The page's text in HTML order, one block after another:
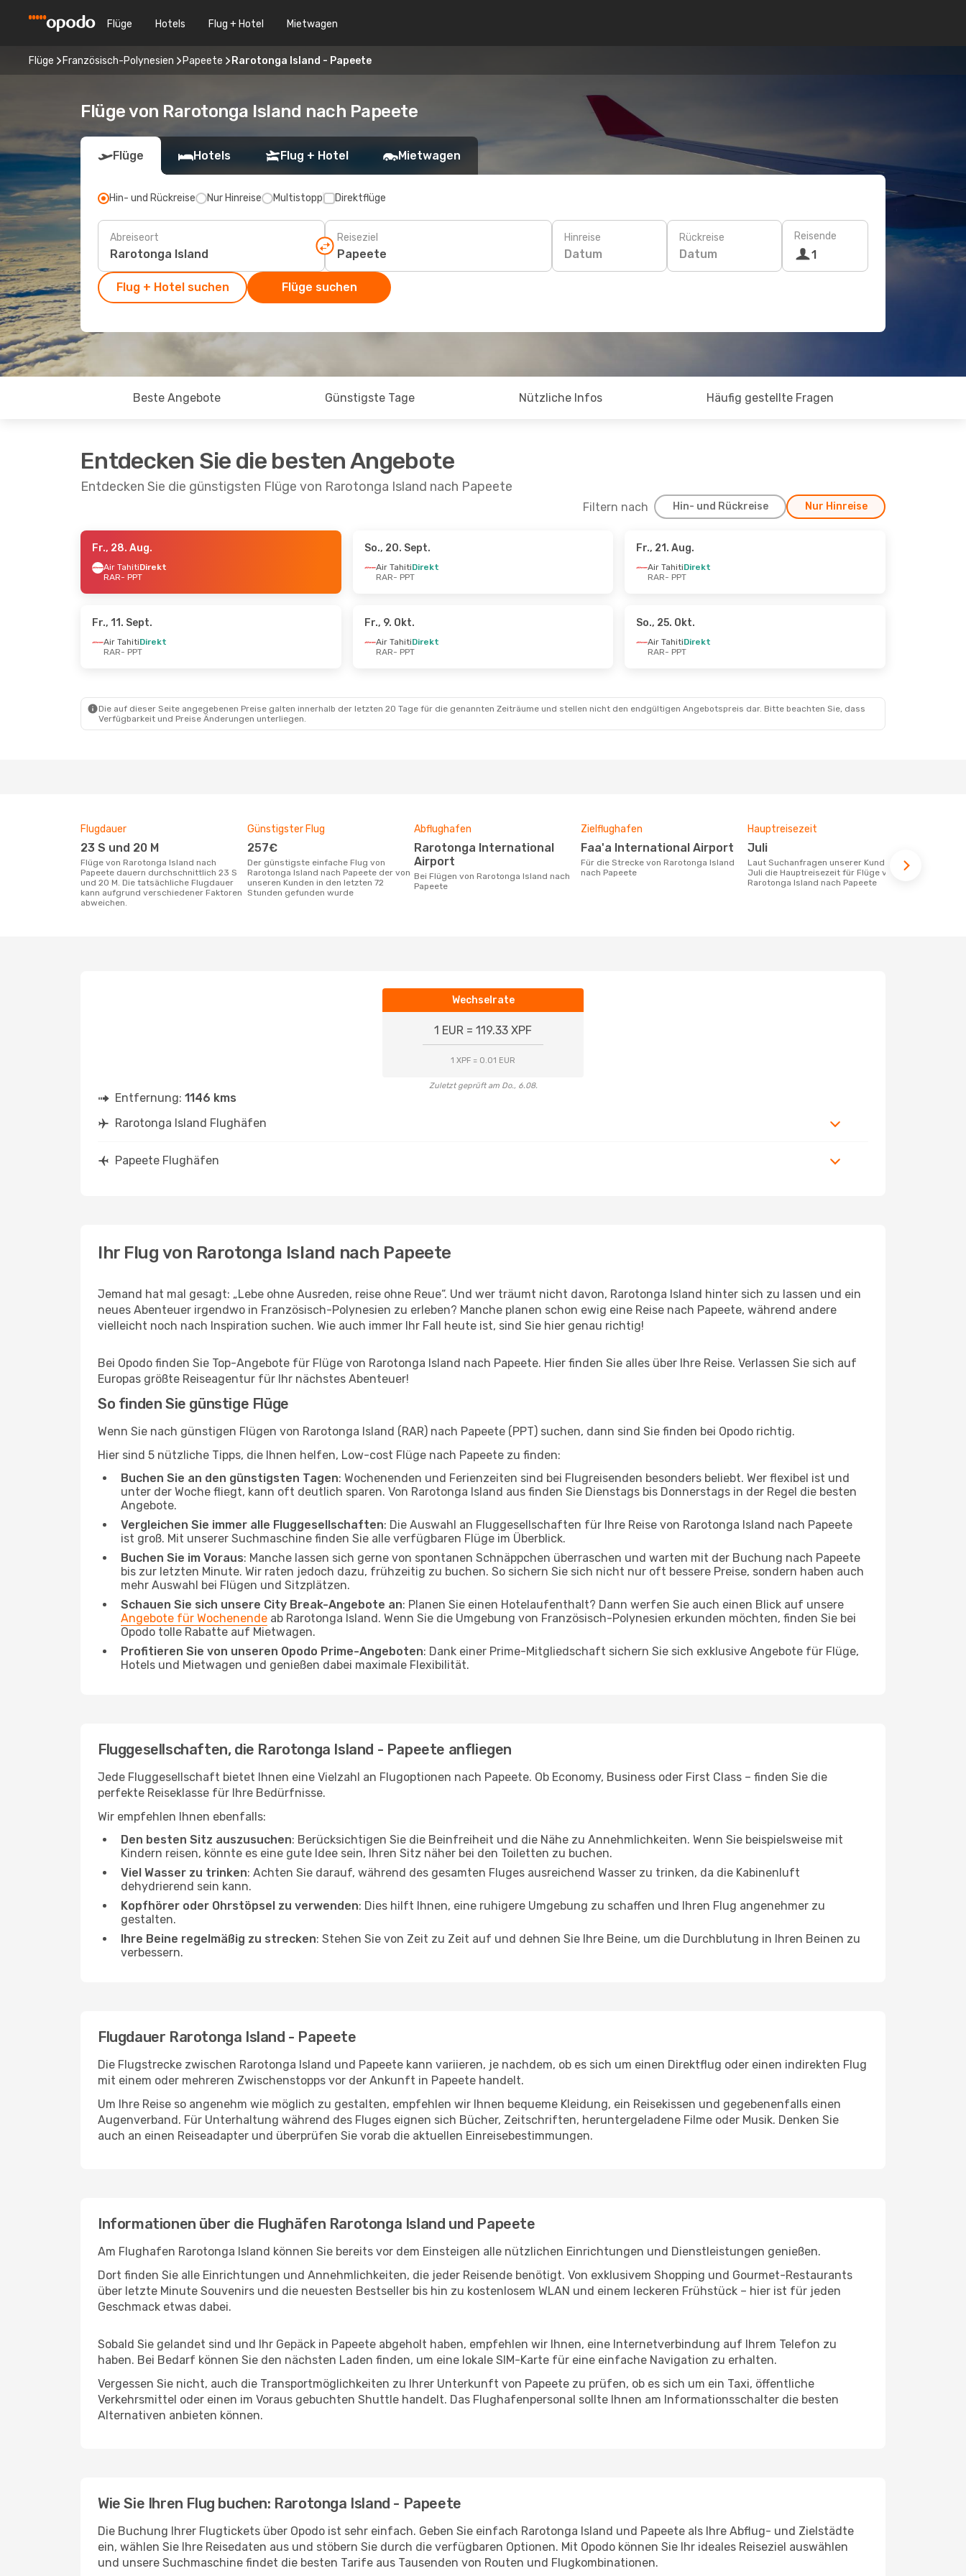
Flüge Hotels Flug + Hotel Mietwagen
Flüge Französisch-Polynesien Papeete Rarotonga Island - Papeete
Flüge von Rarotonga Island nach Papeete
Flüge Hotels Flug + Hotel Mietwagen
Hin- und Rückreise Nur Hinreise Multistopp Direktflüge
Abreiseort Reiseziel Hinreise
Datum
Rückreise
Datum
Reisende
1
Flug + Hotel suchen Flüge suchen
Beste Angebote Günstigste Tage Nützliche Infos Häufig gestellte Fragen
Entdecken Sie die besten Angebote
Entdecken Sie die günstigsten Flüge von Rarotonga Island nach Papeete
Filtern nach Hin- und Rückreise Nur Hinreise
- Fr., 28. Aug.
Fr., 28. Aug.
Air TahitiDirekt
RAR- PPT
So., 20. Sept.
Air TahitiDirekt
RAR- PPT
Fr., 21. Aug.
Air TahitiDirekt
RAR- PPT
Fr., 11. Sept.
Air TahitiDirekt
RAR- PPT
Fr., 9. Okt.
Air TahitiDirekt
RAR- PPT
So., 25. Okt.
Air TahitiDirekt
RAR- PPT
Die auf dieser Seite angegebenen Preise galten innerhalb der letzten 20 Tage für die genannten Zeiträume und stellen nicht den endgültigen Angebotspreis dar. Bitte beachten Sie, dass
Verfügbarkeit und Preise Änderungen unterliegen.
Flugdauer
23 S und 20 M
Flüge von Rarotonga Island nach
Papeete dauern durchschnittlich 23 S
und 20 M. Die tatsächliche Flugdauer
kann aufgrund verschiedener Faktoren
abweichen.
Günstigster Flug
257€
Der günstigste einfache Flug von
Rarotonga Island nach Papeete der von
unseren Kunden in den letzten 72
Stunden gefunden wurde
Abflughafen
Rarotonga International
Airport
Bei Flügen von Rarotonga Island nach
Papeete
Zielflughafen
Faa'a International Airport
Für die Strecke von Rarotonga Island
nach Papeete
Hauptreisezeit
Juli
Laut Suchanfragen unserer Kunden ist
Juli die Hauptreisezeit für Flüge von
Rarotonga Island nach Papeete
Wechselrate
1 EUR = 119.33 XPF
1 XPF = 0.01 EUR
Zuletzt geprüft am Do., 6.08.
Entfernung: 1146 kms
Rarotonga Island Flughäfen
Papeete Flughäfen
Ihr Flug von Rarotonga Island nach Papeete
Jemand hat mal gesagt: „Lebe ohne Ausreden, reise ohne Reue“. Und wer träumt nicht davon, Rarotonga Island hinter sich zu lassen und ein
neues Abenteuer irgendwo in Französisch-Polynesien zu erleben? Manche planen schon ewig eine Reise nach Papeete, während andere
vielleicht noch nach Inspiration suchen. Wie auch immer Ihr Fall heute ist, sind Sie hier genau richtig!
Bei Opodo finden Sie Top-Angebote für Flüge von Rarotonga Island nach Papeete. Hier finden Sie alles über Ihre Reise. Verlassen Sie sich auf
Europas größte Reiseagentur für Ihr nächstes Abenteuer!
So finden Sie günstige Flüge
Wenn Sie nach günstigen Flügen von Rarotonga Island (RAR) nach Papeete (PPT) suchen, dann sind Sie finden bei Opodo richtig.
Hier sind 5 nützliche Tipps, die Ihnen helfen, Low-cost Flüge nach Papeete zu finden:
Buchen Sie an den günstigsten Tagen: Wochenenden und Ferienzeiten sind bei Flugreisenden besonders beliebt. Wer flexibel ist und
unter der Woche fliegt, kann oft deutlich sparen. Von Rarotonga Island aus finden Sie Dienstags bis Donnerstags in der Regel die besten
Angebote.
Vergleichen Sie immer alle Fluggesellschaften: Die Auswahl an Fluggesellschaften für Ihre Reise von Rarotonga Island nach Papeete
ist groß. Mit unserer Suchmaschine finden Sie alle verfügbaren Flüge im Überblick.
Buchen Sie im Voraus: Manche lassen sich gerne von spontanen Schnäppchen überraschen und warten mit der Buchung nach Papeete
bis zur letzten Minute. Wir raten jedoch dazu, frühzeitig zu buchen. So sichern Sie sich nicht nur oft bessere Preise, sondern haben auch
mehr Auswahl bei Flügen und Sitzplätzen.
Schauen Sie sich unsere City Break-Angebote an: Planen Sie einen Hotelaufenthalt? Dann werfen Sie auch einen Blick auf unsere
Angebote für Wochenende ab Rarotonga Island. Wenn Sie die Umgebung von Französisch-Polynesien erkunden möchten, finden Sie bei
Opodo tolle Rabatte auf Mietwagen.
Profitieren Sie von unseren Opodo Prime-Angeboten: Dank einer Prime-Mitgliedschaft sichern Sie sich exklusive Angebote für Flüge,
Hotels und Mietwagen und genießen dabei maximale Flexibilität.
Fluggesellschaften, die Rarotonga Island - Papeete anfliegen
Jede Fluggesellschaft bietet Ihnen eine Vielzahl an Flugoptionen nach Papeete. Ob Economy, Business oder First Class – finden Sie die
perfekte Reiseklasse für Ihre Bedürfnisse.
Wir empfehlen Ihnen ebenfalls:
Den besten Sitz auszusuchen: Berücksichtigen Sie die Beinfreiheit und die Nähe zu Annehmlichkeiten. Wenn Sie beispielsweise mit
Kindern reisen, könnte es eine gute Idee sein, Ihren Sitz näher bei den Toiletten zu buchen.
Viel Wasser zu trinken: Achten Sie darauf, während des gesamten Fluges ausreichend Wasser zu trinken, da die Kabinenluft
dehydrierend sein kann.
Kopfhörer oder Ohrstöpsel zu verwenden: Dies hilft Ihnen, eine ruhigere Umgebung zu schaffen und Ihren Flug angenehmer zu
gestalten.
Ihre Beine regelmäßig zu strecken: Stehen Sie von Zeit zu Zeit auf und dehnen Sie Ihre Beine, um die Durchblutung in Ihren Beinen zu
verbessern.
Flugdauer Rarotonga Island - Papeete
Die Flugstrecke zwischen Rarotonga Island und Papeete kann variieren, je nachdem, ob es sich um einen Direktflug oder einen indirekten Flug
mit einem oder mehreren Zwischenstopps vor der Ankunft in Papeete handelt.
Um Ihre Reise so angenehm wie möglich zu gestalten, empfehlen wir Ihnen bequeme Kleidung, ein Reisekissen und gegebenenfalls einen
Augenverband. Für Unterhaltung während des Fluges eignen sich Bücher, Zeitschriften, heruntergeladene Filme oder Musik. Denken Sie
auch an einen Reiseadapter und überprüfen Sie vorab die aktuellen Einreisebestimmungen.
Informationen über die Flughäfen Rarotonga Island und Papeete
Am Flughafen Rarotonga Island können Sie bereits vor dem Einsteigen alle nützlichen Einrichtungen und Dienstleistungen genießen.
Dort finden Sie alle Einrichtungen und Annehmlichkeiten, die jeder Reisende benötigt. Von exklusivem Shopping und Gourmet-Restaurants
über letzte Minute Souvenirs und die neuesten Bestseller bis hin zu kostenlosem WLAN und einem leckeren Frühstück – hier ist für jeden
Geschmack etwas dabei.
Sobald Sie gelandet sind und Ihr Gepäck in Papeete abgeholt haben, empfehlen wir Ihnen, eine Internetverbindung auf Ihrem Telefon zu
haben. Bei Bedarf können Sie den nächsten Laden finden, um eine lokale SIM-Karte für eine einfache Navigation zu erhalten.
Vergessen Sie nicht, auch die Transportmöglichkeiten zu Ihrer Unterkunft von Papeete zu prüfen, ob es sich um ein Taxi, öffentliche
Verkehrsmittel oder einen im Voraus gebuchten Shuttle handelt. Das Flughafenpersonal sollte Ihnen am Informationsschalter die besten
Alternativen anbieten können.
Wie Sie Ihren Flug buchen: Rarotonga Island - Papeete
Die Buchung Ihrer Flugtickets über Opodo ist sehr einfach. Geben Sie einfach Rarotonga Island und Papeete als Ihre Abflug- und Zielstädte
ein, wählen Sie Ihre Reisedaten aus und stöbern Sie durch die verfügbaren Optionen. Mit Opodo können Sie Ihr ideales Reiseziel auswählen
und unsere Suchmaschine findet die besten Tarife aus Tausenden von Routen und Flugkombinationen.